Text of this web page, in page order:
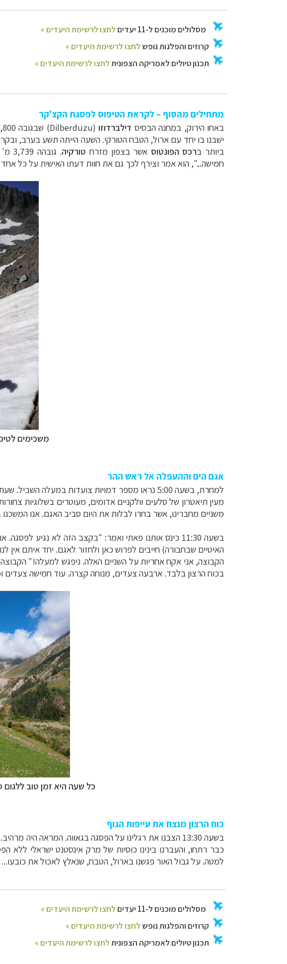
מתחילים מהסוף – לקראת הטיפוס לפסגת הקצ'קר
באחו הירוק, במחנה הבסיס דילברדוזו(
Dilberduzu
)
ישבנו בו יחד עם ארול, הטבח הטורקי. השעה הייתה תשע בערב,
ביותר ברכס הפונטוס אשר בצפון מזרח טורקיה. גובהה 3,739 מ' מעל פני הים. ארול מזג לנו
חמישה...", הוא אמר וצירף לכך גם את חוות דעתו האישית על כל אחד
משכימים
אגם הים וההעפלה אל ראש ההר
למחרת, בשעה 5:00 נראו מספר דמויות צועדות
מעין תיאטרון של סלעים וולקניים אדומים, מעוטרים בשלוגיות
משניים מחברינו, אשר בחרו לבלות את היום סביב האגם. אנו
בשעה 11:30 כינס אותנו פאתי ואמר: "בקצב הזה לא נגיע
האיטיים שבחבורה) חייבים לפרוש כאן ולחזור לאגם. יחד איתם
הקבוצה, אני אקח אחריות על השניים האלה. ניפגש למעלה!"
בכוח הרצון בלבד. ארבעה צעדים, מנוחה קצרה. עוד חמישה צעדים
כל שעה היא זמן טוב
כוח הרצון מנצח את עייפות הגוף
בשעה 13:30 הצבנו את רגלינו על הפסגה בגאווה.
המראה היה
כבר רתחו, והעברנו בינינו כוסיות של מרק אינסטנט ישראלי
למטה. על גבול האור פגשנו בארול, הטבח, שנאלץ לאכול את כובעו...
לחצו
קרוזים והפלגות נופש
לחצו לרשימת
טיולים לאמריקה הצפונית לחצו